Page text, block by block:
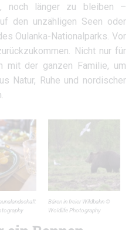
noch länger zu bleiben –
den unzähligen Seen oder
Oulanka-Nationalparks. Vor
Nicht nur für
mit der ganzen Familie, um
Natur, Ruhe und nordischer
Bären in freier Wildbahn ©
Woidlife Photography